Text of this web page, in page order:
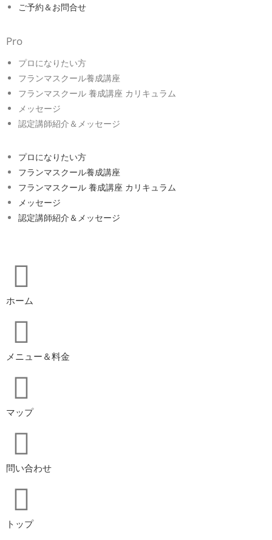
ご予約＆お問合せ
Pro
プロになりたい方
フランマスクール養成講座
フランマスクール 養成講座 カリキュラム
メッセージ
認定講師紹介＆メッセージ
プロになりたい方
フランマスクール養成講座
フランマスクール 養成講座 カリキュラム
メッセージ
認定講師紹介＆メッセージ
ホーム
メニュー＆料金
マップ
問い合わせ
トップ